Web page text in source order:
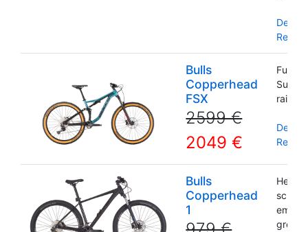
Bulls
Copperhead
FSX
2599 €
2049 €
Full
Bulls
Copperhead
1
green